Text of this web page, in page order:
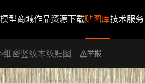
模型商城作品资源下载贴图库技术服务
细密竖纹木纹贴图 举报